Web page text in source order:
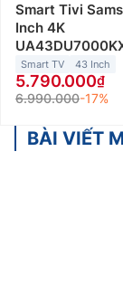
Smart Tivi
Inch 4K
Smart TV 43 Inch
5.790.000
6.990.000-17%
BÀI VIẾT